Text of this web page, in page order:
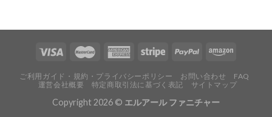
ご利用ガイド・規約・プライバシーポリシー お問い合わせ
FAQ
運営会社概要
特定商取引法に基づく表記 サイトマップ
Copyright 2026 © エルアール ファニチャー